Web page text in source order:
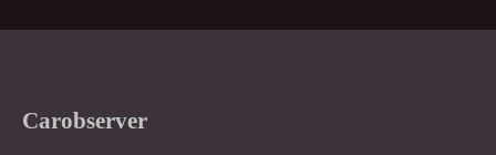
Carobserver